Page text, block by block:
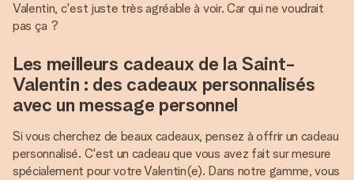
Valentin, c'est juste très agréable à voir. Car qui ne voudrait
pas ça ?
Les meilleurs cadeaux de la Saint-
Valentin : des cadeaux personnalisés
avec un message personnel
Si vous cherchez de beaux cadeaux, pensez à offrir un cadeau
personnalisé. C'est un cadeau que vous avez fait sur mesure
spécialement pour votre Valentin(e). Dans notre gamme, vous